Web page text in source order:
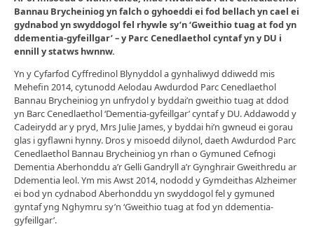
Bannau Brycheiniog yn falch o gyhoeddi ei fod bellach yn cael ei
gydnabod yn swyddogol fel rhywle sy’n ‘Gweithio tuag at fod yn
ddementia-gyfeillgar’ – y Parc Cenedlaethol cyntaf yn y DU i
ennill y statws hwnnw.
Yn y Cyfarfod Cyffredinol Blynyddol a gynhaliwyd ddiwedd mis
Mehefin 2014, cytunodd Aelodau Awdurdod Parc Cenedlaethol
Bannau Brycheiniog yn unfrydol y byddai’n gweithio tuag at ddod
yn Barc Cenedlaethol ‘Dementia-gyfeillgar’ cyntaf y DU. Addawodd y
Cadeirydd ar y pryd, Mrs Julie James, y byddai hi’n gwneud ei gorau
glas i gyflawni hynny. Dros y misoedd dilynol, daeth Awdurdod Parc
Cenedlaethol Bannau Brycheiniog yn rhan o Gymuned Cefnogi
Dementia Aberhonddu a’r Gelli Gandryll a’r Gynghrair Gweithredu ar
Ddementia leol. Ym mis Awst 2014, nododd y Gymdeithas Alzheimer
ei bod yn cydnabod Aberhonddu yn swyddogol fel y gymuned
gyntaf yng Nghymru sy’n ‘Gweithio tuag at fod yn ddementia-
gyfeillgar’.